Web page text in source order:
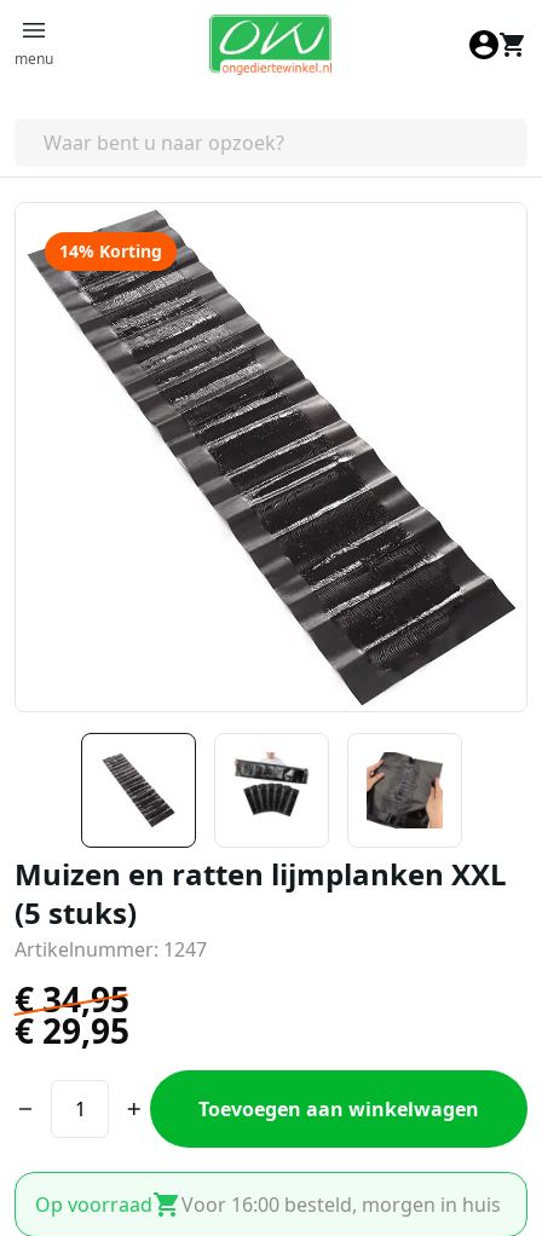
menu
14% Korting
Muizen en ratten lijmplanken XXL
(5 stuks)
Artikelnummer: 1247
€34,95
€ 29,95
Toevoegen aan winkelwagen
Op voorraad Voor 16:00 besteld, morgen in huis